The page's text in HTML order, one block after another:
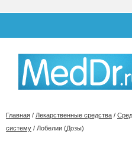
Главная / Лекарственные средства /
систему / Лобелии (Дозы)